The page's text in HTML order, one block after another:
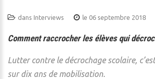
dans Interviews le 06 septembre 2018
Comment raccrocher les élèves qui
Lutter contre le décrochage scolaire,
sur dix ans de mobilisation.